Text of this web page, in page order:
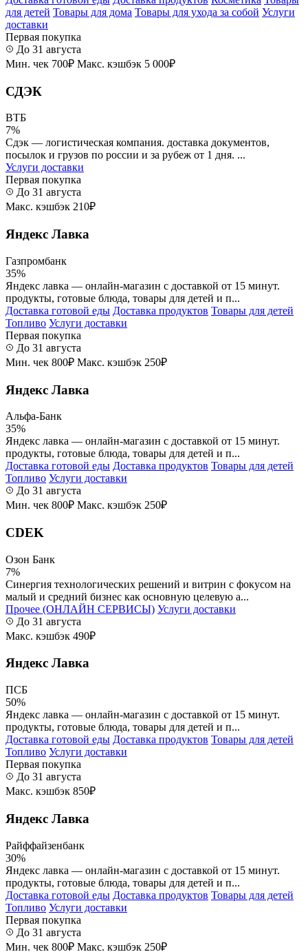
для детей Товары для дома Товары для ухода за собой Услуги
доставки
Первая покупка
До 31 августа
Мин. чек 700₽ Макс. кэшбэк 5 000₽
СДЭК
ВТБ
7%
Сдэк — логистическая компания. доставка документов,
посылок и грузов по россии и за рубеж от 1 дня. ...
Услуги доставки
Первая покупка
До 31 августа
Макс. кэшбэк 210₽
Яндекс Лавка
Газпромбанк
35%
Яндекс лавка — онлайн-магазин с доставкой от 15 минут.
продукты, готовые блюда, товары для детей и п...
Доставка готовой еды Доставка продуктов Товары для детей
Топливо Услуги доставки
Первая покупка
До 31 августа
Мин. чек 800₽ Макс. кэшбэк 250₽
Яндекс Лавка
Альфа-Банк
35%
Яндекс лавка — онлайн-магазин с доставкой от 15 минут.
продукты, готовые блюда, товары для детей и п...
Доставка готовой еды Доставка продуктов Товары для детей
Топливо Услуги доставки
До 31 августа
Мин. чек 800₽ Макс. кэшбэк 250₽
CDEK
Озон Банк
7%
Синергия технологических решений и витрин с фокусом на
малый и средний бизнес как основную целевую а...
Прочее (ОНЛАЙН СЕРВИСЫ) Услуги доставки
До 31 августа
Макс. кэшбэк 490₽
Яндекс Лавка
ПСБ
50%
Яндекс лавка — онлайн-магазин с доставкой от 15 минут.
продукты, готовые блюда, товары для детей и п...
Доставка готовой еды Доставка продуктов Товары для детей
Топливо Услуги доставки
Первая покупка
До 31 августа
Макс. кэшбэк 850₽
Яндекс Лавка
Райффайзенбанк
30%
Яндекс лавка — онлайн-магазин с доставкой от 15 минут.
продукты, готовые блюда, товары для детей и п...
Доставка готовой еды Доставка продуктов Товары для детей
Топливо Услуги доставки
Первая покупка
До 31 августа
Мин. чек 800₽ Макс. кэшбэк 250₽